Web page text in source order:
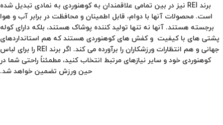
برند REI نیز در بین تمامی علاقمندان به کوهنوردی به نمادی تبدیل شده
است. محصولات آنها با دوام، قابل اطمینان و محافظت در برابر آب و هوا
برجسته هستند. آنها نه تنها تولید کننده پوشاک هستند، بلکه دارای کوله
پشتی های با کیفیت و کفش های کوهنوردی هستند که هم استانداردهای
جهانی و هم انتظارات ورزشکاران را برآورده می کند. اگر برند REI را برای لباس
کوهنوردی خود و سایر نیازهای مرتبط انتخاب کنید، مطمئناً راحتی شما در
حین ورزش تضمین خواهد شد.